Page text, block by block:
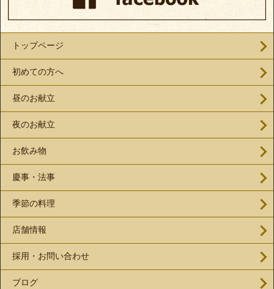
トップページ
初めての方へ
昼のお献立
夜のお献立
お飲み物
慶事・法事
季節の料理
店舗情報
採用・お問い合わせ
ブログ